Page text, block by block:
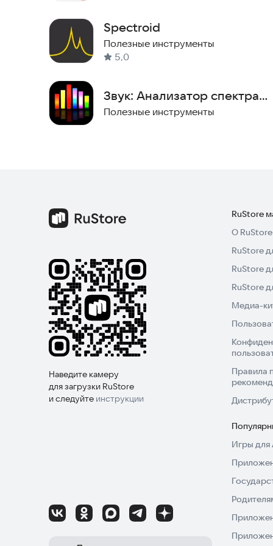
Spectroid
Полезные инструменты
5,0
Звук: Анализатор спектра
звука
Полезные инструменты
Наведите камеру
для загрузки RuStore
и следуйте инструкции
RuStore
О RuStore
RuStore
RuStore
RuStore
Медиа-
Правила
Игры для